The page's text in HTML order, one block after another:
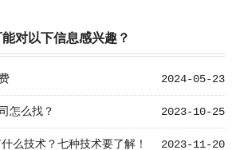
对以下信息感兴趣？
2024-05-23
2023-10-25
怎么找？
2023-11-20
么技术？七种技术要了解！